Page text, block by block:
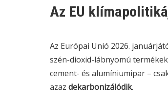
Az EU
Az Európai Unió 2026.
szén-dioxid-lábnyomú
cement- és alumíniumipar –
azaz dekarbonizálódik.